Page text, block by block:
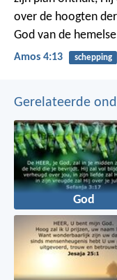
over de hoogten
God van de
Amos 4:13 schepping
Gerelateerde
God